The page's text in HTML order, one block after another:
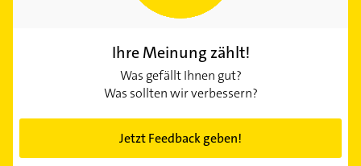
Ihre Meinung zählt!
Was gefällt Ihnen gut?
Was sollten wir verbessern?
Jetzt Feedback geben!